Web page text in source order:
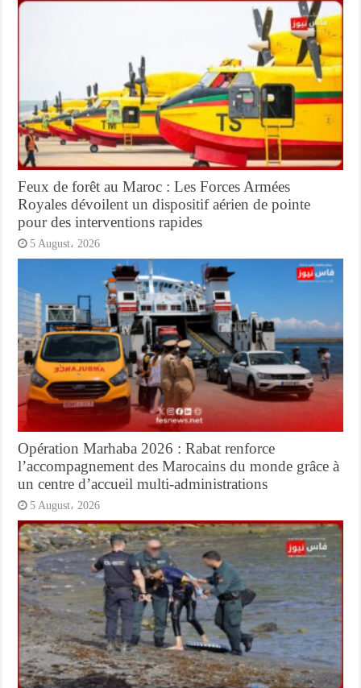
Feux de forêt au Maroc : Les Forces Armées
Royales dévoilent un dispositif aérien de pointe
pour des interventions rapides
5 August، 2026
Opération Marhaba 2026 : Rabat renforce
l’accompagnement des Marocains du monde grâce à
un centre d’accueil multi-administrations
5 August، 2026